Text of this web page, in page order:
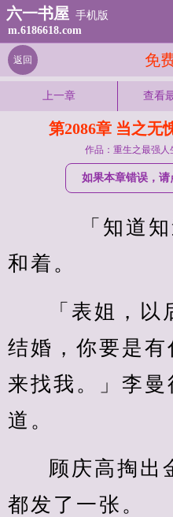
六一书屋 手机版
m.6186618.com
免
返回
上一章 查看
第2086章 当之无
作品：重生之最强人
如果本章错误，请
和着。
「表姐，
结婚，你要是
来找我。」李
道。
顾庆高掏出
都发了一张。